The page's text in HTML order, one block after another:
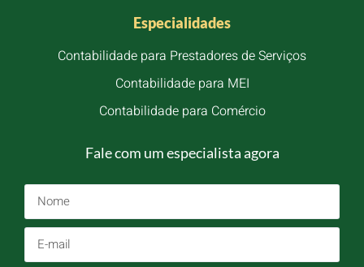
Especialidades
Contabilidade para Prestadores de Serviços
Contabilidade para MEI
Contabilidade para Comércio
Fale com um especialista agora